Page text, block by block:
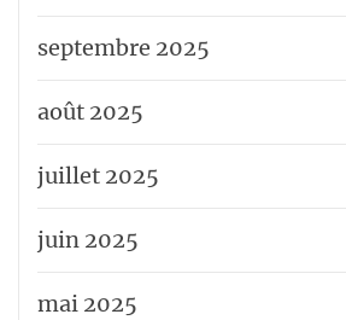
septembre 2025
août 2025
juillet 2025
juin 2025
mai 2025